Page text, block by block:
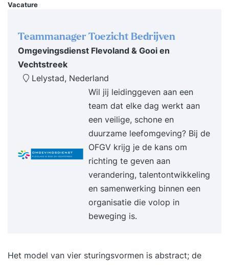
zelfvertrouwen en effectiviteit. De training
Persoonlijke Communicatie en Interactie is de
doorontwikkeling van de KIG – een training die
zich al sinds 1985 bewijst als een van de best
gewaardeerde en meest effectieve
communicatietrainingen van Nederland. In
Persoonlijke Communicatie en Interactie staat de
essentie van communicatie centraal. Tijdens de
training ga je terug naar de basis: écht contact
maken en helder communiceren, ondanks de ruis
en snelheid van onze moderne werkcontext. Wil
jij je meer uit durven spreken tijdens meetings?
Minder vanuit aannames spreken? Wil jij meer
nieuwsgierig en minder oplossingsgericht
interactie zijn onmisbaar geworden, zeker nu we
Vacature
Teammanager Toezicht Bedrijven
Omgevingsdienst Flevoland & Gooi en
Vechtstreek
Lelystad, Nederland
Wil jij leidinggeven aan een
team dat elke dag werkt aan
een veilige, schone en
duurzame leefomgeving? Bij de
OFGV krijg je de kans om
richting te geven aan
verandering, talentontwikkeling
en samenwerking binnen een
organisatie die volop in
beweging is.
Het model van vier sturingsvormen is abstract; de